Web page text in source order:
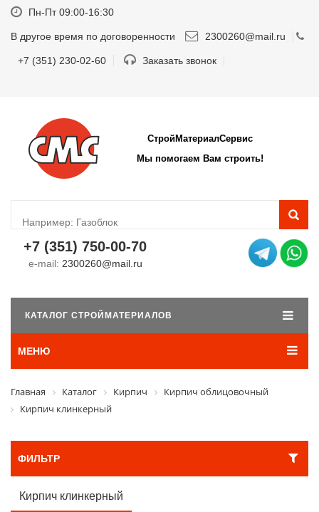
Пн-Пт 09:00-16:30
В другое время по договоренности 2300260@mail.ru
+7 (351) 230-02-60 Заказать звонок
СтройМатериалСервис
Мы помогаем Вам строить!
+7 (351) 750-00-70
e-mail: 2300260@mail.ru
КАТАЛОГ СТРОЙМАТЕРИАЛОВ
МЕНЮ
Главная Каталог Кирпич
Кирпич облицовочный
Кирпич клинкерный
ФИЛЬТР
Кирпич клинкерный